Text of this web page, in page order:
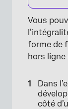
Vous
forme de
hors ligne
Dans
côté